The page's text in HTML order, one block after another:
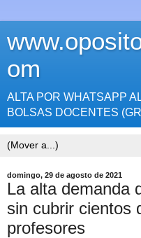
om
ALTA POR WHATSAPP
BOLSAS DOCENTES
domingo, 29 de agosto de 2021
La alta demanda
sin cubrir cientos
profesores